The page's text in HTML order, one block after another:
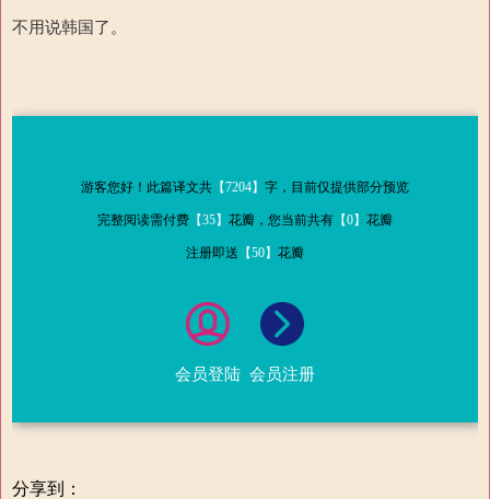
不用说韩国了。
游客您好！此篇译文共 【7204】 字，目前仅提供部分预览
完整阅读需付费 【35】 花瓣，您当前共有 【0】 花瓣
注册即送 【50】 花瓣
会员登陆 会员注册
分享到：